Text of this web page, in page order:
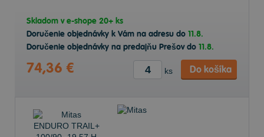
Skladom ve-shope 20+ ks
Doručenie objednávky k Vám na adresu do 11.8.
Doručenie objednávky na predajňu Prešov do 11.8.
74,36 € ks Do košíka